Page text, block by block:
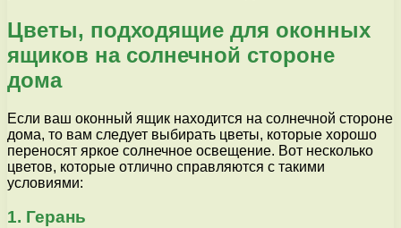
Цветы, подходящие для оконных
ящиков на солнечной стороне
дома
Если ваш оконный ящик находится на солнечной стороне
дома, то вам следует выбирать цветы, которые хорошо
переносят яркое солнечное освещение. Вот несколько
цветов, которые отлично справляются с такими
условиями:
1. Герань